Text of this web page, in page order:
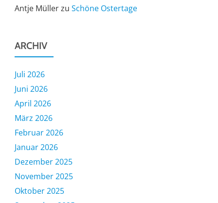
Antje Müllerzu Schöne Ostertage
ARCHIV
Juli 2026
Juni 2026
April 2026
März 2026
Februar 2026
Januar 2026
Dezember 2025
November 2025
Oktober 2025